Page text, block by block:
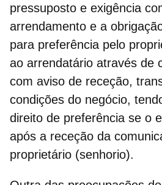
pressuposto e exigência
arrendamento e a
para preferência pelo
ao arrendatário através de
com aviso de receção,
condições do negócio,
direito de preferência se o
após a receção da
proprietário (senhorio).